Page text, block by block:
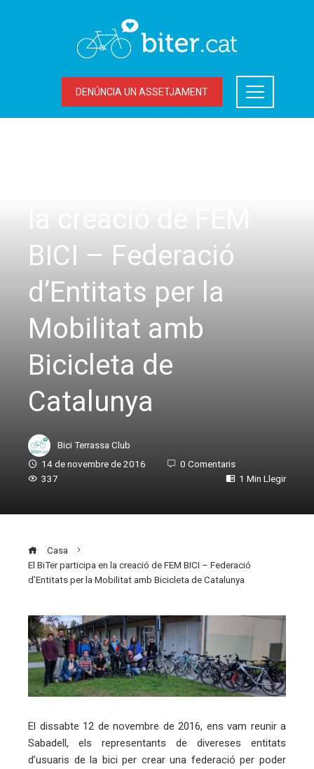
DENÚNCIA UN ASSETJAMENT
BICI – Federació
d’Entitats per la
Mobilitat amb
Bicicleta de
Catalunya
Bici Terrassa Club
14 de novembre de 2016
0 Comentaris
337
1 Min Llegir
Casa
El BiTer participa en la creació de FEM BICI – Federació
d’Entitats per la Mobilitat amb Bicicleta de Catalunya
El dissabte 12 de novembre de 2016, ens vam reunir a
Sabadell, els representants de divereses entitats
d’usuaris de la bici per crear una federació per poder